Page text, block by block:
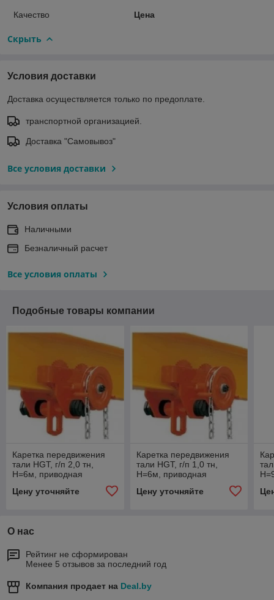
Качество Цена
Скрыть
Условия доставки
Доставка осуществляется только по предоплате.
транспортной организацией.
Доставка "Самовывоз"
Все условия доставки
Условия оплаты
Наличными
Безналичный расчет
Все условия оплаты
Подобные товары компании
Каретка передвижения
тали HGT, г/п 2,0 тн,
H=6м, приводная
Цену уточняйте
Каретка передвижения
тали HGT, г/п 1,0 тн,
H=6м, приводная
Цену уточняйте
О нас
Рейтинг не сформирован
Менее 5 отзывов за последний год
Компания продает на Deal.by